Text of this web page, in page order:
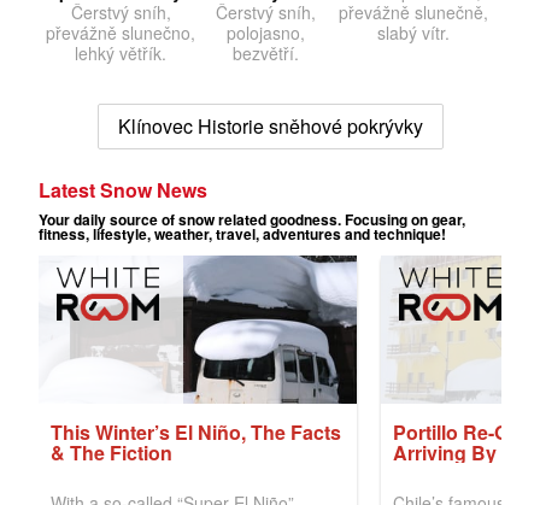
Čerstvý sníh,
převážně slunečno,
lehký větřík.
Čerstvý sníh,
polojasno,
bezvětří.
převážně slunečně,
slabý vítr.
Klínovec Historie sněhové pokrývky